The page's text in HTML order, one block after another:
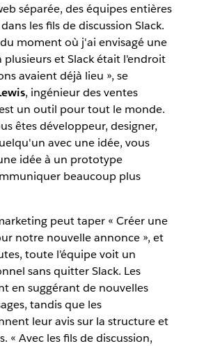
séparée, des équipes entières
les fils de discussion Slack.
moment où j'ai envisagé une
et Slack était l'endroit
avaient déjà lieu », se
, ingénieur des ventes
un outil pour tout le monde.
êtes développeur, designer,
avec une idée, vous
idée à un prototype
beaucoup plus
peut taper « Créer une
notre nouvelle annonce », et
toute l’équipe voit un
sans quitter Slack. Les
en suggérant de nouvelles
tandis que les
leur avis sur la structure et
« Avec les fils de discussion,